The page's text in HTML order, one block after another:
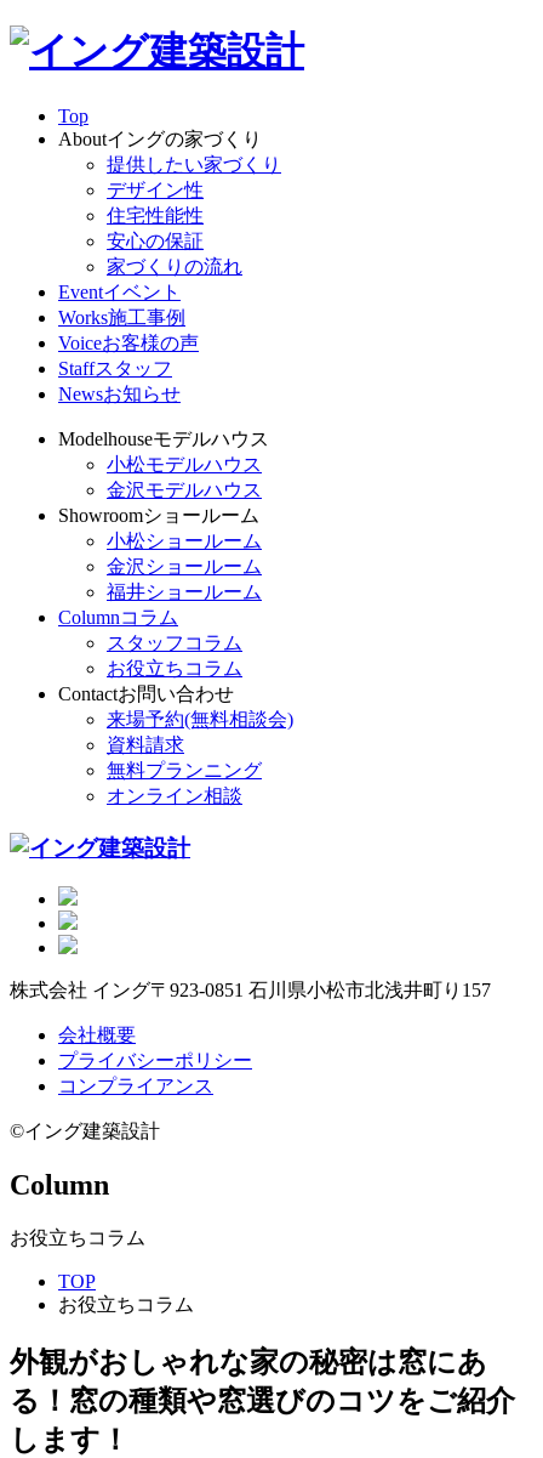
Top
Aboutイングの家づくり
提供したい家づくり
デザイン性
住宅性能性
安心の保証
家づくりの流れ
Eventイベント
Works施工事例
Voiceお客様の声
Staffスタッフ
Newsお知らせ
Modelhouseモデルハウス
小松モデルハウス
金沢モデルハウス
Showroomショールーム
小松ショールーム
金沢ショールーム
福井ショールーム
Columnコラム
スタッフコラム
お役立ちコラム
Contactお問い合わせ
来場予約(無料相談会)
資料請求
無料プランニング
オンライン相談
株式会社 イング〒923-0851 石川県小松市北浅井町り157
会社概要
プライバシーポリシー
コンプライアンス
©イング建築設計
Column
お役立ちコラム
TOP
お役立ちコラム
外観がおしゃれな家の秘密は窓にあ
る！窓の種類や窓選びのコツをご紹介
します！